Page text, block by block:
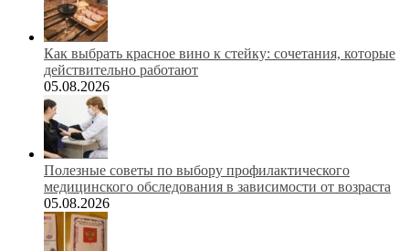
Как выбрать красное вино к стейку: сочетания, которые
действительно работают
05.08.2026
Полезные советы по выбору профилактического
медицинского обследования в зависимости от возраста
05.08.2026